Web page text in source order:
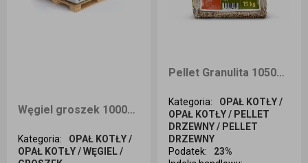
Węgiel groszek 1000kg ZENMAR dostawa Opole i okolice
Kategoria:
OPAŁ KOTŁY /
OPAŁ KOTŁY / WĘGIEL /
Pellet Granulita 1050kg dostawa Wrocław i okolice
Kategoria:
OPAŁ KOTŁY /
OPAŁ KOTŁY / PELLET
DRZEWNY / PELLET
DRZEWNY
Podatek:
23%